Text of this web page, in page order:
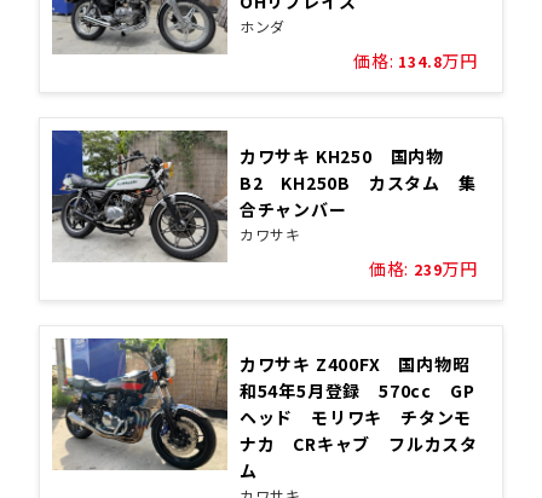
ホンダ
価格: 134.8万円
カワサキ KH250 国内物
B2 KH250B カスタム 集
合チャンバー
カワサキ
価格: 239万円
カワサキ Z400FX 国内物昭
和54年5月登録 570cc GP
ヘッド モリワキ チタンモ
ナカ CRキャブ フルカスタ
ム